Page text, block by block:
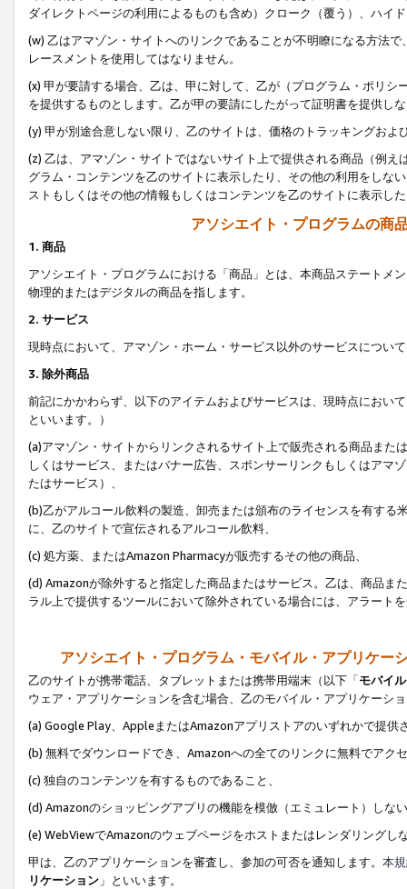
ダイレクトページの利用によるものも含め）クローク（覆う）、ハイ
(w) 乙はアマゾン・サイトへのリンクであることが不明瞭になる方法
レースメントを使用してはなりません。
(x) 甲が要請する場合、乙は、甲に対して、乙が（プログラム・ポリ
を提供するものとします。乙が甲の要請にしたがって証明書を提供し
(y) 甲が別途合意しない限り、乙のサイトは、価格のトラッキングお
(z) 乙は、アマゾン・サイトではないサイト上で提供される商品（例
グラム・コンテンツを乙のサイトに表示したり、その他の利用をしな
ストもしくはその他の情報もしくはコンテンツを乙のサイトに表示し
アソシエイト・プログラムの商
1. 商品
アソシエイト・プログラムにおける「商品」とは、本商品ステートメ
物理的またはデジタルの商品を指します。
2. サービス
現時点において、アマゾン・ホーム・サービス以外のサービスについ
3. 除外商品
前記にかかわらず、以下のアイテムおよびサービスは、現時点におい
といいます。）
(a)アマゾン・サイトからリンクされるサイト上で販売される商品ま
しくはサービス、またはバナー広告、スポンサーリンクもしくはアマ
たはサービス）、
(b)乙がアルコール飲料の製造、卸売または頒布のライセンスを有す
に、乙のサイトで宣伝されるアルコール飲料、
(c) 処方薬、またはAmazon Pharmacyが販売するその他の商品、
(d) Amazonが除外すると指定した商品またはサービス。乙は、商品ま
ラル上で提供するツールにおいて除外されている場合には、アラート
アソシエイト・プログラム・モバイル・アプリケー
乙のサイトが携帯電話、タブレットまたは携帯用端末（以下「モバイ
ウェア・アプリケーションを含む場合、乙のモバイル・アプリケーシ
(a) Google Play、AppleまたはAmazonアプリストアのいずれかで提供
(b) 無料でダウンロードでき、Amazonへの全てのリンクに無料でアク
(c) 独自のコンテンツを有するものであること、
(d) Amazonのショッピングアプリの機能を模倣（エミュレート）しな
(e) WebViewでAmazonのウェブページをホストまたはレンダリングし
甲は、乙のアプリケーションを審査し、参加の可否を通知します。 本
リケーション 」といいます。